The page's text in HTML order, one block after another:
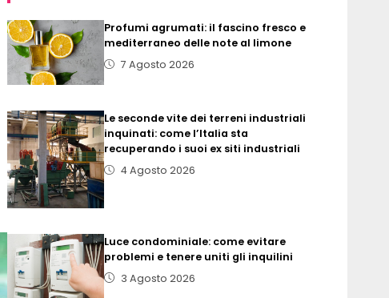
Profumi agrumati: il fascino fresco e
mediterraneo delle note al limone
7 Agosto 2026
Le seconde vite dei terreni industriali
inquinati: come l’Italia sta
recuperando i suoi ex siti industriali
4 Agosto 2026
Luce condominiale: come evitare
problemi e tenere uniti gli inquilini
3 Agosto 2026